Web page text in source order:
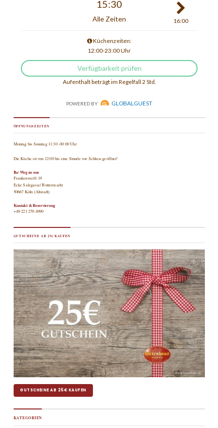
ÖFFNUNGSZEITEN
Montag bis Sonntag 11:30 -00:00 Uhr
Die Küche ist von 12:00 bis eine Stunde vor Schluss geöffnet!
Ihr Weg zu uns
Frankenwerft 19
Ecke Salzgasse/ Buttermarkt
50667 Köln (Altstadt)
Kontakt & Reservierung
+49 221 270 4990
GUTSCHEINE AB 25€ KAUFEN
GUTSCHEINE AB 25€ KAUFEN
KATEGORIEN